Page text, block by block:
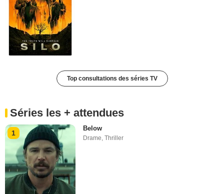
Top consultations des séries TV
Séries les + attendues
1
Below
Drame ,Thriller